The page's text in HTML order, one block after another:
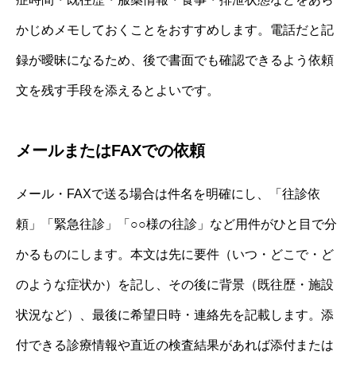
かじめメモしておくことをおすすめします。電話だと記
録が曖昧になるため、後で書面でも確認できるよう依頼
文を残す手段を添えるとよいです。
メールまたはFAXでの依頼
メール・FAXで送る場合は件名を明確にし、「往診依
頼」「緊急往診」「○○様の往診」など用件がひと目で分
かるものにします。本文は先に要件（いつ・どこで・ど
のような症状か）を記し、その後に背景（既往歴・施設
状況など）、最後に希望日時・連絡先を記載します。添
付できる診療情報や直近の検査結果があれば添付または